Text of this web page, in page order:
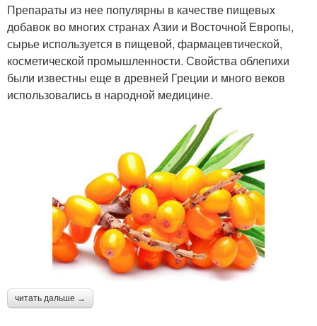
Препараты из нее популярны в качестве пищевых
добавок во многих странах Азии и Восточной Европы,
сырье используется в пищевой, фармацевтической,
косметической промышленности. Свойства облепихи
были известны еще в древней Греции и много веков
использовались в народной медицине.
читать дальше →